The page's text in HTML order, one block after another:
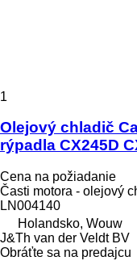
1
Olejový chladič
rýpadla CX245D
Cena na požiadanie
Časti motora - olejový
LN004140
Holandsko, Wouw
J&Th van der Veldt BV
Obráťte sa na predajcu